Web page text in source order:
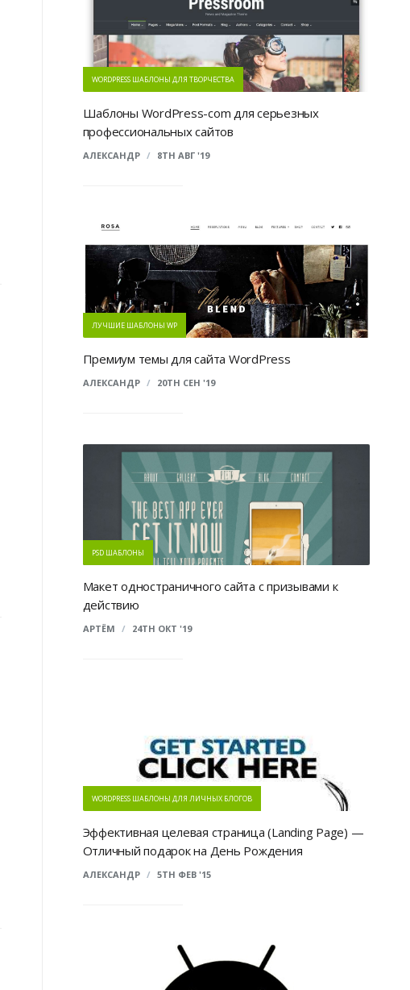
WORDPRESS ШАБЛОНЫ ДЛЯ ТВОРЧЕСТВА
Шаблоны WordPress-com для серьезных
профессиональных cайтов
АЛЕКСАНДР / 8TH АВГ '19
ЛУЧШИЕ ШАБЛОНЫ WP
Премиум темы для сайта WordPress
АЛЕКСАНДР / 20TH СЕН '19
PSD ШАБЛОНЫ
Макет одностраничного сайта с призывами к
действию
АРТЁМ / 24TH ОКТ '19
WORDPRESS ШАБЛОНЫ ДЛЯ ЛИЧНЫХ БЛОГОВ
Эффективная целевая страница (Landing Page) —
Отличный подарок на День Рождения
АЛЕКСАНДР / 5TH ФЕВ '15